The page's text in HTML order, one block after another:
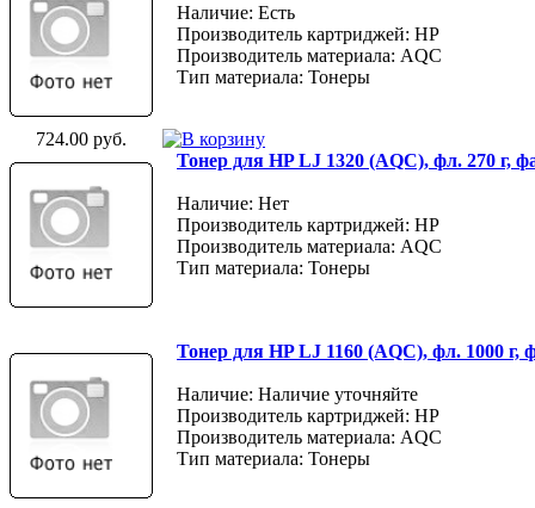
Наличие: Есть
Производитель картриджей: HP
Производитель материала: AQC
Тип материала: Тонеры
724.00 руб.
Тонер для HP LJ 1320 (AQC), фл. 270 г,
Наличие: Нет
Производитель картриджей: HP
Производитель материала: AQC
Тип материала: Тонеры
Тонер для HP LJ 1160 (AQC), фл. 1000 г,
Наличие: Наличие уточняйте
Производитель картриджей: HP
Производитель материала: AQC
Тип материала: Тонеры